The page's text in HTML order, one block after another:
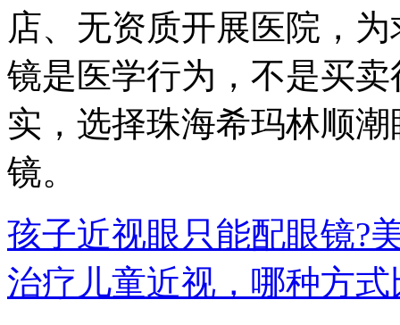
店、无资质开展医院，
镜是医学行为，不是买
实，选择珠海希玛林顺
镜。
孩子近视眼只能配眼镜?
治疗儿童近视，哪种方